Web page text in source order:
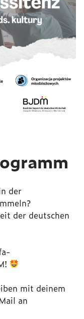
der
der deutschen
mit deinem
an